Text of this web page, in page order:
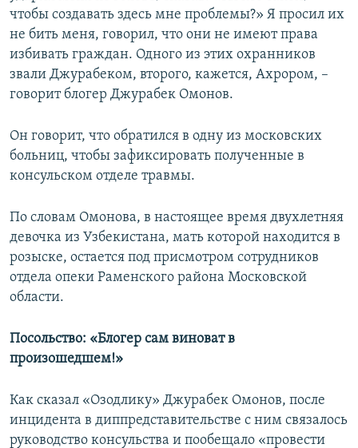
чтобы создавать здесь мне проблемы?» Я просил их
не бить меня, говорил, что они не имеют права
избивать граждан. Одного из этих охранников
звали Джурабеком, второго, кажется, Ахрором, –
говорит блогер Джурабек Омонов.
Он говорит, что обратился в одну из московских
больниц, чтобы зафиксировать полученные в
консульском отделе травмы.
По словам Омонова, в настоящее время двухлетняя
девочка из Узбекистана, мать которой находится в
розыске, остается под присмотром сотрудников
отдела опеки Раменского района Московской
области.
Посольство: «Блогер сам виноват в
произошедшем!»
Как сказал «Озодлику» Джурабек Омонов, после
инцидента в диппредставительстве с ним связалось
руководство консульства и пообещало «провести